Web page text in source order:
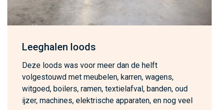
Leeghalen loods
Deze loods was voor meer dan de helft
volgestouwd met meubelen, karren, wagens,
witgoed, boilers, ramen, textielafval, banden, oud
ijzer, machines, elektrische apparaten, en nog veel